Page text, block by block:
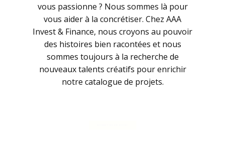
vous passionne ? Nous sommes là pour
vous aider à la concrétiser. Chez AAA
Invest & Finance, nous croyons au pouvoir
des histoires bien racontées et nous
sommes toujours à la recherche de
nouveaux talents créatifs pour enrichir
notre catalogue de projets.